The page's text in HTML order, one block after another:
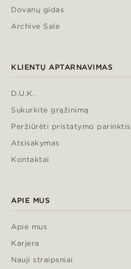
Dovanų gidas
Archive Sale
KLIENTŲ APTARNAVIMAS
D.U.K.
Sukurkite grąžinimą
Peržiūrėti pristatymo parinktis
Atsisakymas
Kontaktai
APIE MUS
Apie mus
Karjera
Nauji straipsniai